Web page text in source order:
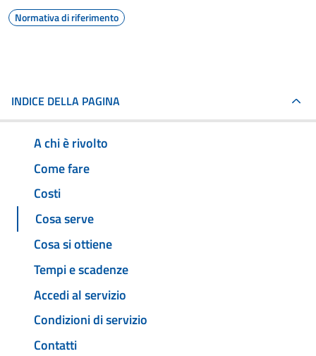
Normativa di riferimento
INDICE DELLA PAGINA
A chi è rivolto
Come fare
Costi
Cosa serve
Cosa si ottiene
Tempi e scadenze
Accedi al servizio
Condizioni di servizio
Contatti